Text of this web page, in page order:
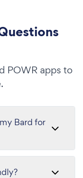
POWR apps to
Bard for